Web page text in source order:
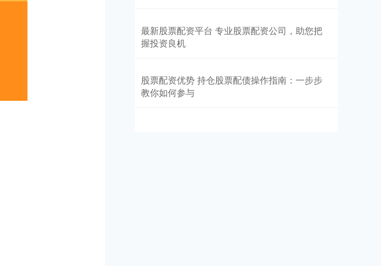
最新股票配资平台 专业股票配资公司，助您把
握投资良机
股票配资优势 持仓股票配债操作指南：一步步
教你如何参与